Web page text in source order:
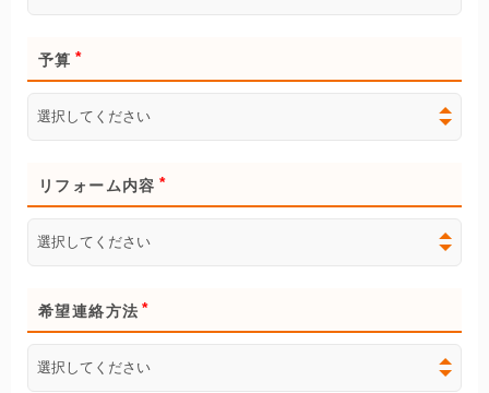
予算
リフォーム内容
希望連絡方法